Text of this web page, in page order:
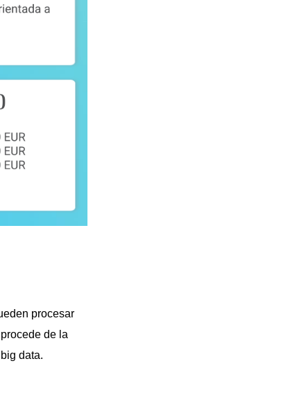
procesar
de la
data.